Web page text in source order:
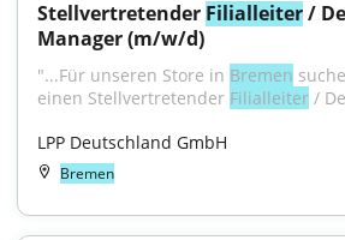
Stellvertretender Filialleiter /
Manager (m/w/d)
"...Für unseren Store in Bremen
einen Stellvertretender Filialleiter /
LPP Deutschland GmbH
Bremen